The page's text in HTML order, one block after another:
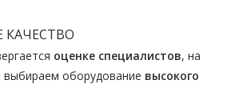
КАЧЕСТВО
оценке специалистов, на
оборудование высокого